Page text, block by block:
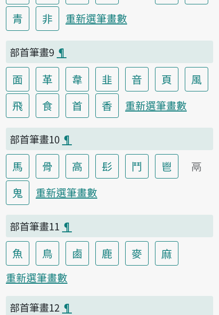
青
非 重新選筆畫數
部首筆畫9 ¶
面 革 韋 韭 音 頁
風
飛
食 首 香 重新選筆畫數
部首筆畫10 ¶
馬 骨 高 髟 鬥 鬯
鬲
鬼
重新選筆畫數
部首筆畫11 ¶
魚 鳥 鹵 鹿 麥 麻
重新選筆畫數
部首筆畫12 ¶